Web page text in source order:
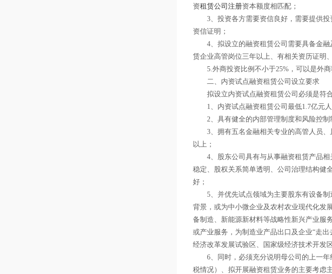
资租赁公司注册资本额度相匹配；
3、投资各方需要资信良好，需要提供投
资信证明；
4、拟设立的融资租赁公司需要具备金融
赁企业高管岗位三年以上、有相关资历证明
5.外商投资比例不小于25%，可以是外商
二、内资试点融资租赁公司设立要求
拟设立内资试点融资租赁公司必须是符合
1、内资试点融资租赁公司最低1.7亿元人
2、具有健全的内部管理制度和风险控制
3、拥有五名金融相关专业的高管人员、
以上；
4、股东公司具有与从事融资租赁产品相
稳定、股权关系简单透明、公司治理结构健
好；
5、并优先试点领域为主要股东有设备制
背景，或为中小微企业及农村农业现代化发
备制造、新能源新材料等战略性新兴产业服
或产业服务，为制造业产品出口及企业“走
经济改革发展试验区、国家级经济技术开发
6、同时，必须充分说明母公司的上一年
税情况）、拟开展融资租赁业务的主要考虑